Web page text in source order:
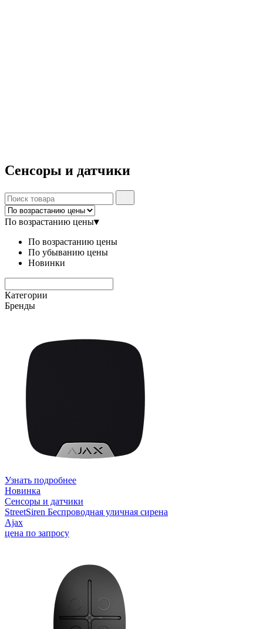
Сенсоры и датчики
По возрастанию цены▾
По возрастанию цены
По убыванию цены
Новинки
Категории
Бренды
Узнать подробнее
Новинка
Сенсоры и датчики
StreetSiren Беспроводная уличная сирена
Ajax
цена по запросу